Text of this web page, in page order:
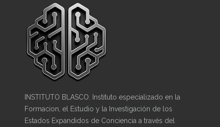
INSTITUTO BLASCO. Instituto especializado en la
Formacion, el Estudio y la Investigación de los
Estados Expandidos de Conciencia a través del